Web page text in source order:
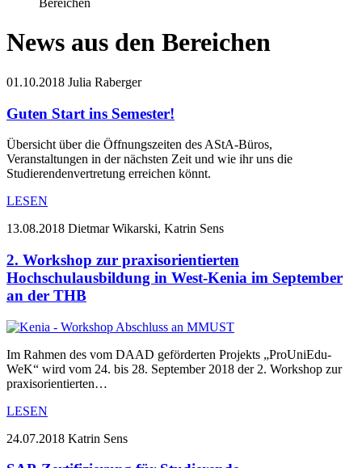
Bereichen
News aus den Bereichen
01.10.2018 Julia Raberger
Guten Start ins Semester!
Übersicht über die Öffnungszeiten des AStA-Büros,
Veranstaltungen in der nächsten Zeit und wie ihr uns die
Studierendenvertretung erreichen könnt.
LESEN
13.08.2018 Dietmar Wikarski, Katrin Sens
2. Workshop zur praxisorientierten
Hochschulausbildung in West-Kenia im September
an der THB
Im Rahmen des vom DAAD geförderten Projekts „ProUniEdu-
WeK“ wird vom 24. bis 28. September 2018 der 2. Workshop zur
praxisorientierten…
LESEN
24.07.2018 Katrin Sens